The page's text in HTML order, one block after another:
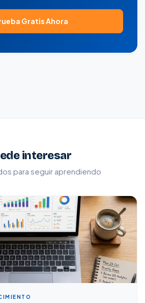
Gratis Ahora
interesar
para seguir aprendiendo